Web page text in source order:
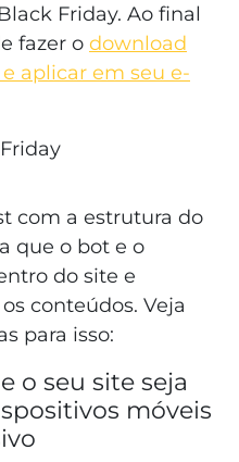
Friday. Ao final
fazer o download
aplicar em seu e-
com a estrutura do
que o bot e o
do site e
conteúdos. Veja
para isso:
o seu site seja
móveis